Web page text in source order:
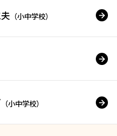
（小中学校）
（小中学校）